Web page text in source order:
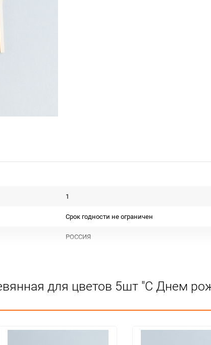
1
Срок годности не ограничен
РОССИЯ
для цветов 5шт "С Днем